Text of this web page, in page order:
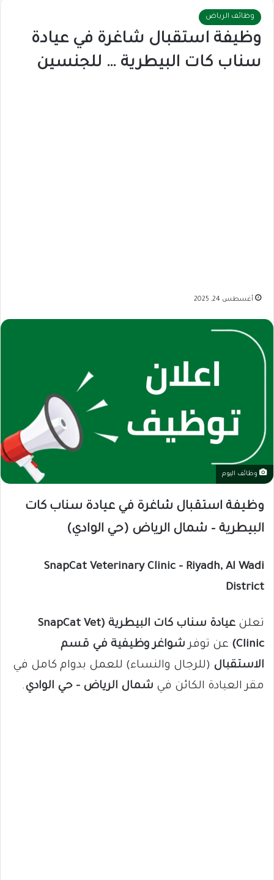
وظائف الرياض
وظيفة استقبال شاغرة في عيادة
سناب كات البيطرية … للجنسين
أغسطس 24, 2025
وظائف اليوم
وظيفة استقبال شاغرة في عيادة سناب كات
البيطرية – شمال الرياض (حي الوادي)
SnapCat Veterinary Clinic – Riyadh, Al Wadi
District
تعلن
عيادة سناب كات البيطرية (SnapCat Vet
Clinic)
عن توفر شواغر وظيفية في قسم
الاستقبال (للرجال والنساء) للعمل بدوام كامل في
مقر العيادة الكائن في شمال الرياض – حي الوادي.